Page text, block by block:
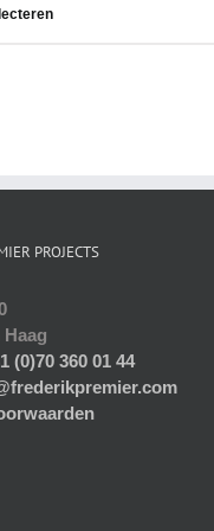
Dit
worden
PROJECTS
Haag
(0)70 360 01 44